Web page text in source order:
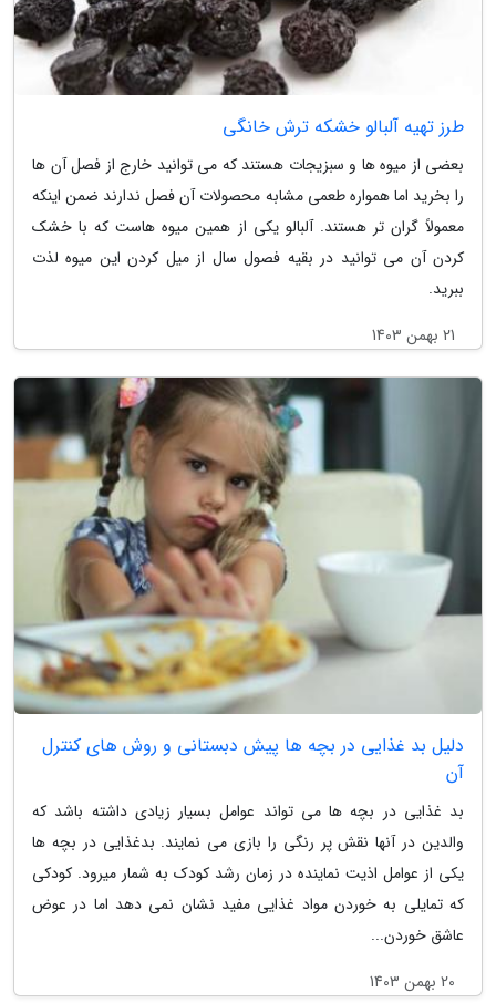
طرز تهیه آلبالو خشکه ترش خانگی
بعضی از میوه ها و سبزیجات هستند که می توانید خارج از فصل آن ها
را بخرید اما همواره طعمی مشابه محصولات آن فصل ندارند ضمن اینکه
معمولاً گران تر هستند. آلبالو یکی از همین میوه هاست که با خشک
کردن آن می توانید در بقیه فصول سال از میل کردن این میوه لذت
ببرید.
21 بهمن 1403
دلیل بد غذایی در بچه ها پیش دبستانی و روش های کنترل
آن
بد غذایی در بچه ها می تواند عوامل بسیار زیادی داشته باشد که
والدین در آنها نقش پر رنگی را بازی می نمایند. بدغذایی در بچه ها
یکی از عوامل اذیت نماینده در زمان رشد کودک به شمار میرود. کودکی
که تمایلی به خوردن مواد غذایی مفید نشان نمی دهد اما در عوض
عاشق خوردن...
20 بهمن 1403